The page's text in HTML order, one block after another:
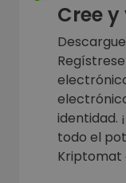
Cree
identidad.
todo el
Kriptomat